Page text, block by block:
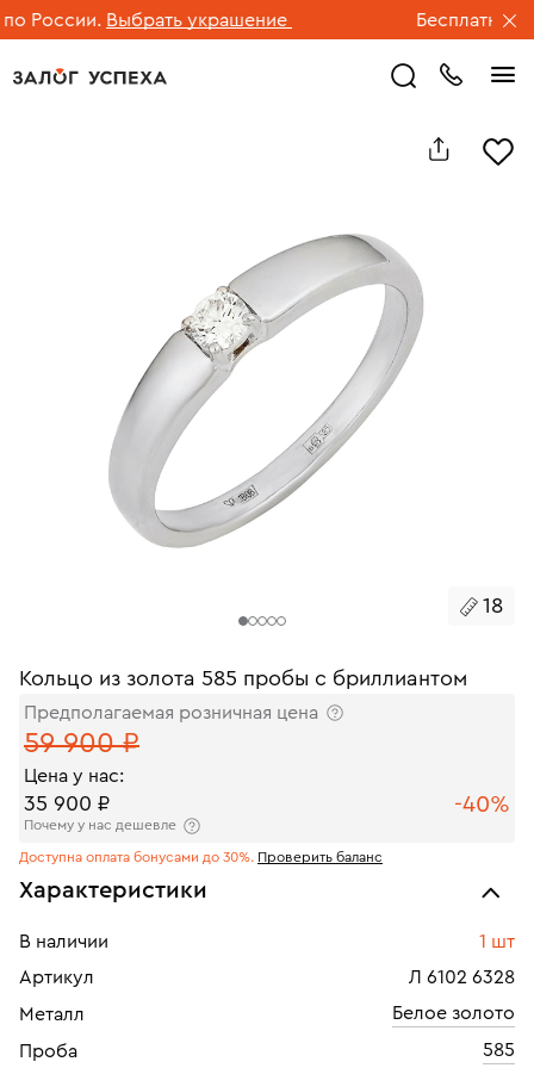
России. Выбрать украшение Бесплатная
18
Кольцо из золота 585 пробы с бриллиантом
Предполагаемая розничная цена
59 900 ₽
Цена у нас:
35 900 ₽ -40%
Почему у нас дешевле
Доступна оплата бонусами до 30%. Проверить баланс
Характеристики
В наличии
1 шт
Артикул
Л 6102 6328
Металл
Белое золото
Проба
585